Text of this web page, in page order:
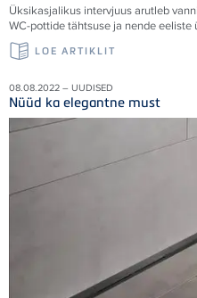
Üksikasjalikus intervjuus arutleb
WC-pottide tähtsuse ja nende eeliste
LOE ARTIKLIT
08.08.2022 – UUDISED
Nüüd ka elegantne must